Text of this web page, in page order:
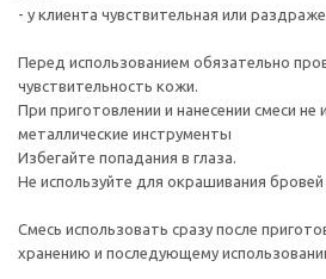
- у клиента чувствительная или
Перед использованием обязательно
чувствительность кожи.
При приготовлении и нанесении смеси не
металлические инструменты
Избегайте попадания в глаза.
Не используйте для окрашивания бровей
Смесь использовать сразу после
хранению и последующему